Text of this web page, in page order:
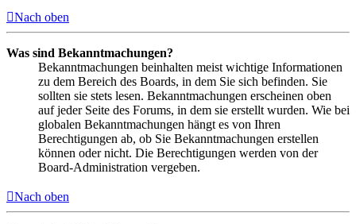
Nach oben
Was sind Bekanntmachungen?
Bekanntmachungen beinhalten meist wichtige Informationen
zu dem Bereich des Boards, in dem Sie sich befinden. Sie
sollten sie stets lesen. Bekanntmachungen erscheinen oben
auf jeder Seite des Forums, in dem sie erstellt wurden. Wie bei
globalen Bekanntmachungen hängt es von Ihren
Berechtigungen ab, ob Sie Bekanntmachungen erstellen
können oder nicht. Die Berechtigungen werden von der
Board-Administration vergeben.
Nach oben